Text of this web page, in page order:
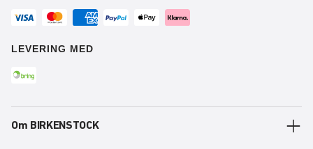
LEVERING MED
Om BIRKENSTOCK